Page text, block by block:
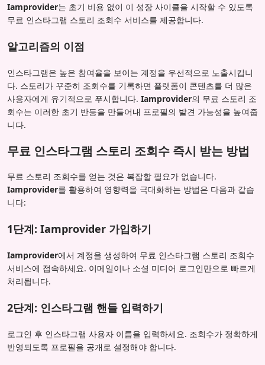
Iamprovider는 초기 비용 없이 이 성장 사이클을 시작할 수 있도록
무료 인스타그램 스토리 조회수 서비스를 제공합니다.
알고리즘의 이점
인스타그램은 높은 참여율을 보이는 계정을 우선적으로 노출시킵니
다. 스토리가 꾸준히 조회수를 기록하면 플랫폼이 콘텐츠를 더 많은
사용자에게 유기적으로 푸시합니다. Iamprovider의 무료 스토리 조
회수는 이러한 초기 반등을 만들어내 프로필의 발견 가능성을 높여줍
니다.
무료 인스타그램 스토리 조회수 즉시 받는 방법
무료 스토리 조회수를 얻는 것은 복잡할 필요가 없습니다.
Iamprovider를 활용하여 영향력을 극대화하는 방법은 다음과 같습
니다:
1단계: Iamprovider 가입하기
Iamprovider에서 계정을 생성하여 무료 인스타그램 스토리 조회수
서비스에 접속하세요. 이메일이나 소셜 미디어 로그인만으로 빠르게
처리됩니다.
2단계: 인스타그램 핸들 입력하기
로그인 후 인스타그램 사용자 이름을 입력하세요. 조회수가 정확하게
반영되도록 프로필을 공개로 설정해야 합니다.